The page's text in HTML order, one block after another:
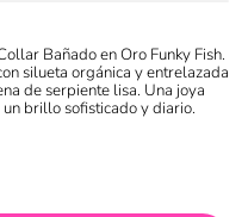
Bañado en Oro Funky Fish.
silueta orgánica y entrelazada
de serpiente lisa. Una joya
brillo sofisticado y diario.